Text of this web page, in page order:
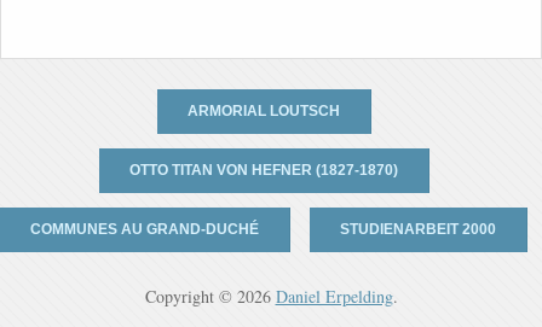
ARMORIAL LOUTSCH
OTTO TITAN VON HEFNER (1827-1870)
COMMUNES AU GRAND-DUCHÉ STUDIENARBEIT 2000
Copyright © 2026 Daniel Erpelding.